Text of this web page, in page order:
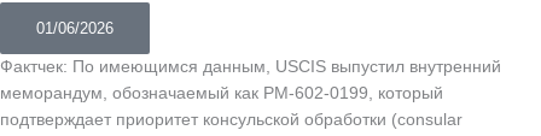
01/06/2026
Фактчек: По имеющимся данным, USCIS выпустил внутренний
меморандум, обозначаемый как PM-602-0199, который
подтверждает приоритет консульской обработки (consular